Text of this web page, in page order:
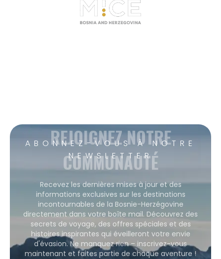
ABONNEZ-VOUS À NOTRE
NEWSLETTER
REJOIGNEZ NOTRE
COMMUNAUTÉ
Recevez les dernières mises à jour et des
informations exclusives sur les destinations
incontournables de la Bosnie-Herzégovine
directement dans votre boîte mail. Découvrez des
secrets de voyage, des offres spéciales et des
histoires inspirantes qui éveilleront votre envie
d'évasion. Ne manquez rien – inscrivez-vous
maintenant et faites partie de chaque aventure !